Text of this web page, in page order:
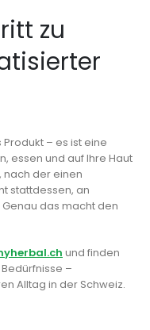
zu
– es ist eine
essen und auf Ihre Haut
nach der einen
stattdessen, an
das macht den
und finden
–
Alltag in der Schweiz.